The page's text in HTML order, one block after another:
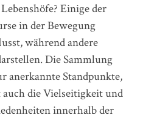
Einige der
in der Bewegung
während andere
Die Sammlung
anerkannte Standpunkte,
die Vielseitigkeit und
innerhalb der